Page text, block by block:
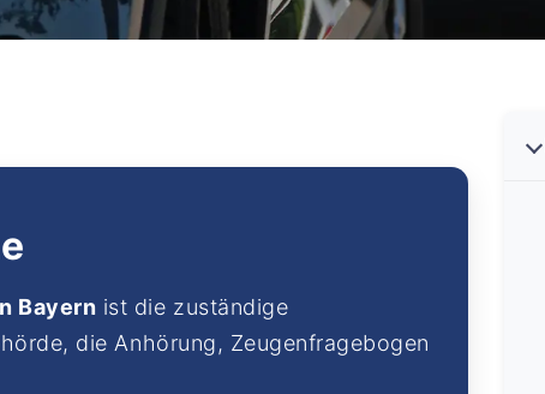
Bayern ist die zuständige
die Anhörung, Zeugenfragebogen